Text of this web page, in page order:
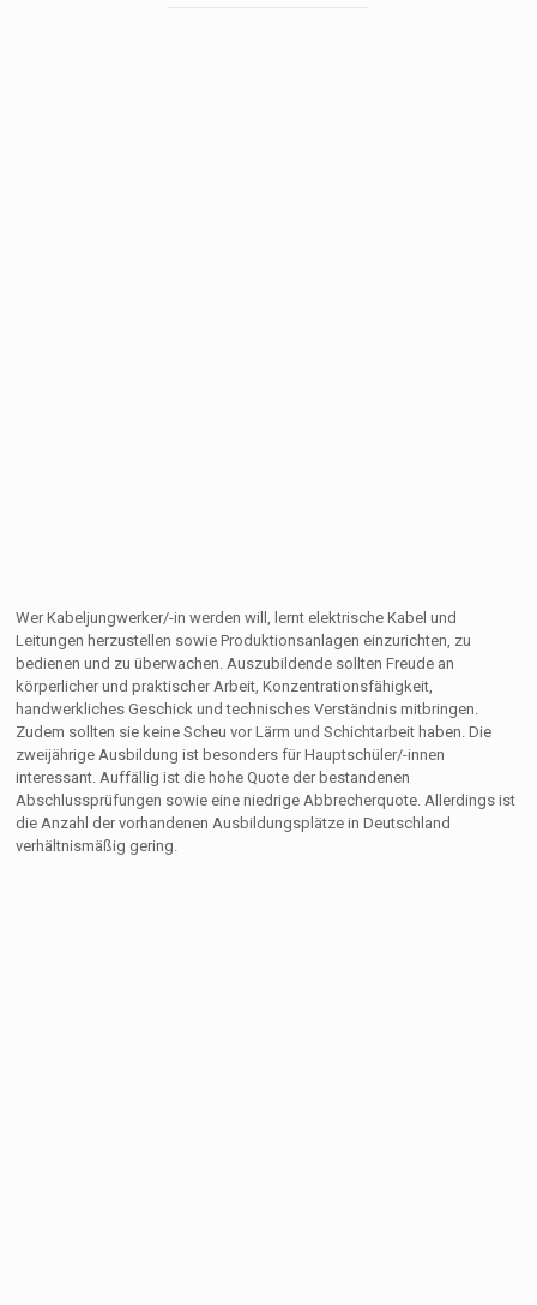
Wer Kabeljungwerker/-in werden will, lernt elektrische Kabel und
Leitungen herzustellen sowie Produktionsanlagen einzurichten, zu
bedienen und zu überwachen. Auszubildende sollten Freude an
körperlicher und praktischer Arbeit, Konzentrationsfähigkeit,
handwerkliches Geschick und technisches Verständnis mitbringen.
Zudem sollten sie keine Scheu vor Lärm und Schichtarbeit haben. Die
zweijährige Ausbildung ist besonders für Hauptschüler/-innen
interessant. Auffällig ist die hohe Quote der bestandenen
Abschlussprüfungen sowie eine niedrige Abbrecherquote. Allerdings ist
die Anzahl der vorhandenen Ausbildungsplätze in Deutschland
verhältnismäßig gering.